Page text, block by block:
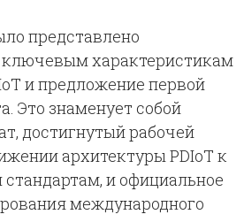
представлено
характеристикам
и предложение первой
Это знаменует собой
достигнутый рабочей
архитектуры PDIoT к
и официальное
международного